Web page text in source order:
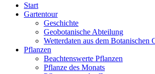
Start
Gartentour
Geschichte
Geobotanische Abteilung
Wetterdaten aus dem Botanischen
Pflanzen
Beachtenswerte Pflanzen
Pflanze des Monats